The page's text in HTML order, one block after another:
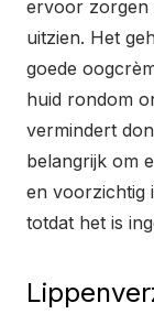
ervoor zorgen
uitzien. Het
goede
huid rondom
vermindert
belangrijk om
en voorzichtig
totdat het is